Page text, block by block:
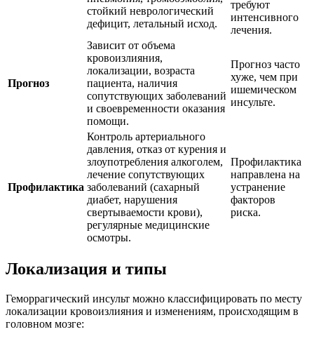
стойкий неврологический
дефицит, летальный исход.
требуют
интенсивного
лечения.
Прогноз
Зависит от объема
кровоизлияния,
локализации, возраста
пациента, наличия
сопутствующих заболеваний
и своевременности оказания
помощи.
Прогноз часто
хуже, чем при
ишемическом
инсульте.
Профилактика
Контроль артериального
давления, отказ от курения и
злоупотребления алкоголем,
лечение сопутствующих
заболеваний (сахарный
диабет, нарушения
свертываемости крови),
регулярные медицинские
осмотры.
Профилактика
направлена на
устранение
факторов
риска.
Локализация и типы
Геморрагический инсульт можно классифицировать по месту
локализации кровоизлияния и изменениям, происходящим в
головном мозге: